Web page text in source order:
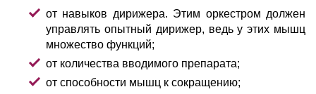
от навыков дирижера. Этим оркестром должен
управлять опытный дирижер, ведь у этих мышц
множество функций;
от количества вводимого препарата;
от способности мышц к сокращению;